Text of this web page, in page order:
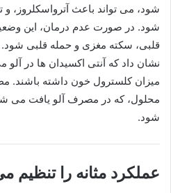
شود، می تواند باعث آترواسکلروز،
شود. در صورت عدم درمان، این
قلبی، سکته مغزی و حمله قلبی شود.
نشان داد که آنتی اکسیدان ها در آلو
میزان کلسترول خون داشته باشند.
محلول، که در مصرف آلو یافت می
شود.
عملکرد مثانه را تنظیم